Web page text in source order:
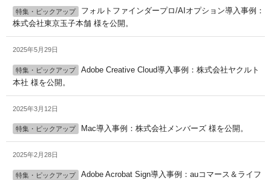
特集・ピックアップ
フォルトファインダープロ/AIオプション導入事例：
株式会社東京玉子本舗 様を公開。
2025年5月29日
特集・ピックアップ
Adobe Creative Cloud導入事例：株式会社ヤクルト
本社 様を公開。
2025年3月12日
特集・ピックアップ Mac導入事例：株式会社メンバーズ 様を公開。
2025年2月28日
特集・ピックアップ
Adobe Acrobat Sign導入事例：auコマース＆ライフ